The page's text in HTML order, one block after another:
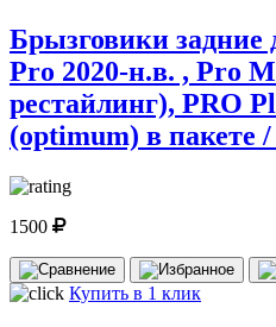
Брызговики задние
Pro 2020-н.в. , Pro
рестайлинг), PRO
(optimum) в пакете
1500
Купить в 1 клик